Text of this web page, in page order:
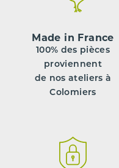
Made in France
100% des pièces
proviennent
de nos ateliers à
Colomiers